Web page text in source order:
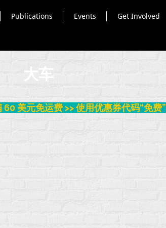
Publications Events Get Involved
大车
60 美元免运费 >> 使用优惠券代码“免费”